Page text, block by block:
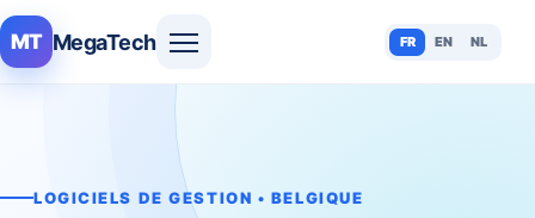
MT MegaTech FR EN NL
LOGICIELS DE GESTION • BELGIQUE